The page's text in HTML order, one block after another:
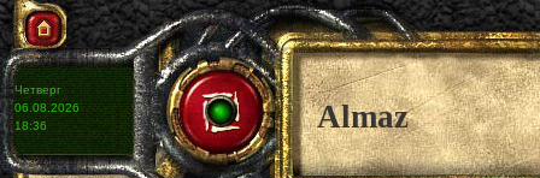
Четверг
06.08.2026
18:36
Almaz